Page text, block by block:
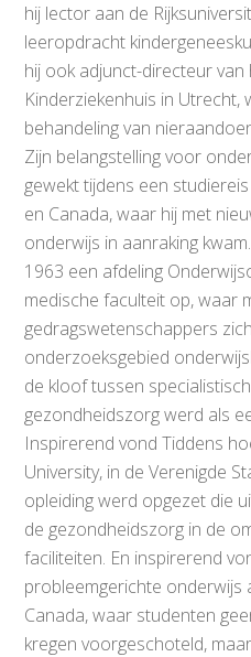
hij lector aan de
leeropdracht
hij ook adjunct-directeur van
Kinderziekenhuis in Utrecht,
behandeling van
Zijn belangstelling voor
gewekt tijdens een
en Canada, waar hij met
onderwijs in aanraking
1963 een afdeling
medische faculteit op, waar
gedragswetenschappers
onderzoeksgebied
de kloof tussen
gezondheidszorg werd als
Inspirerend vond Tiddens
University, in de Verenigde
opleiding werd opgezet die
de gezondheidszorg in de
faciliteiten. En inspirerend
probleemgerichte onderwijs
Canada, waar studenten
kregen voorgeschoteld,